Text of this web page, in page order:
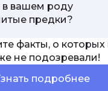
в вашем роду
предки?
факты, о которых
не подозревали!
подробнее